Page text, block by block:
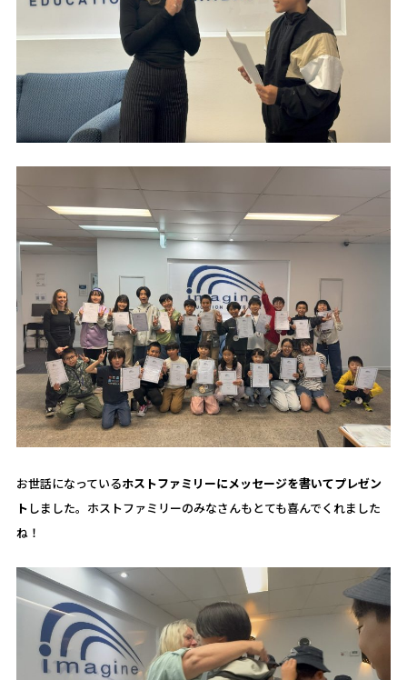
お世話になっているホストファミリーにメッセージを書いてプレゼン
ト しました。ホストファミリーのみなさんもとても喜んでくれました
ね！